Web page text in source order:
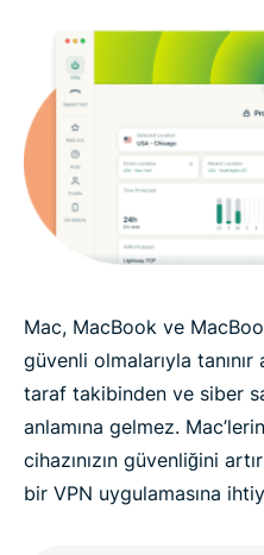
Mac, MacBook ve
güvenli olmalarıyla
taraf takibinden ve siber
anlamına gelmez.
cihazınızın güvenliğini
bir VPN uygulamasına